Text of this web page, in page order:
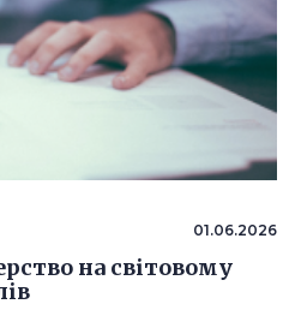
01.06.2026
на світовому